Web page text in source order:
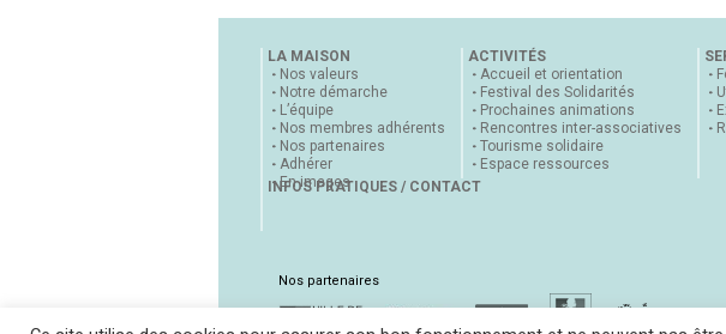
LA MAISON
Nos valeurs
Notre démarche
L’équipe
Nos membres adhérents
Nos partenaires
Adhérer
En images
ACTIVITÉS
Accueil et orientation
Festival des Solidarités
Prochaines animations
Rencontres inter-associatives
Tourisme solidaire
Espace ressources
INFOS PRATIQUES / CONTACT
Nos partenaires